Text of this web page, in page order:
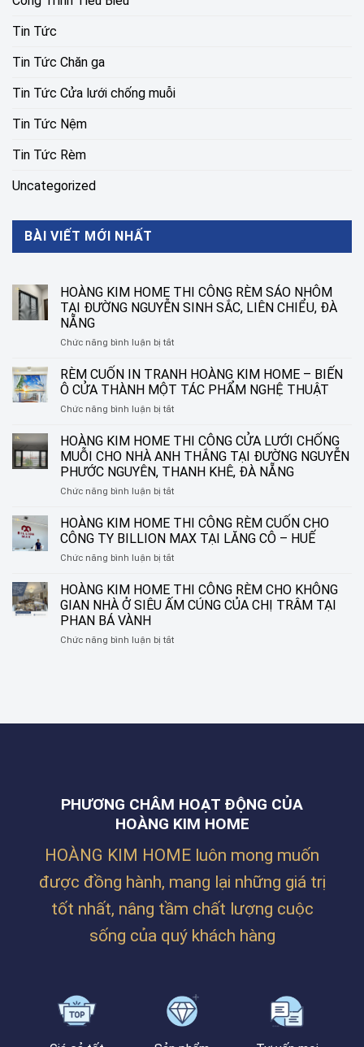
Tin Tức
Tin Tức Chăn ga
Tin Tức Cửa lưới chống muỗi
Tin Tức Nệm
Tin Tức Rèm
Uncategorized
BÀI VIẾT MỚI NHẤT
HOÀNG KIM HOME THI CÔNG RÈM SÁO NHÔM
TẠI ĐƯỜNG NGUYỄN SINH SẮC, LIÊN CHIỂU, ĐÀ
NẴNG
Chức năng bình luận bị tắtở
KIM
HOME
THI
CÔNG
SÁO
NHÔM
TẠI
NGUYỄN
SẮC,
LIÊN
ĐÀ
RÈM CUỐN IN TRANH HOÀNG KIM HOME – BIẾN
Ô CỬA THÀNH MỘT TÁC PHẨM NGHỆ THUẬT
Chức năng bình luận bị tắtở
CUỐN
IN
TRANH
HOÀNG
KIM
–
BIẾN
CỬA
MỘT
TÁC
THUẬT
HOÀNG KIM HOME THI CÔNG CỬA LƯỚI CHỐNG
MUỖI CHO NHÀ ANH THẮNG TẠI ĐƯỜNG NGUYỄN
PHƯỚC NGUYÊN, THANH KHÊ, ĐÀ NẴNG
Chức năng bình luận bị tắtở
KIM
HOME
THI
CÔNG
LƯỚI
CHỐNG
NHÀ
PHƯỚC
HOÀNG KIM HOME THI CÔNG RÈM CUỐN CHO
CÔNG TY BILLION MAX TẠI LĂNG CÔ – HUẾ
Chức năng bình luận bị tắtở
KIM
HOME
THI
RÈM
MAX
HOÀNG KIM HOME THI CÔNG RÈM CHO KHÔNG
GIAN NHÀ Ở SIÊU ẤM CÚNG CỦA CHỊ TRÂM TẠI
PHAN BÁ VÀNH
Chức năng bình luận bị tắtở
RÈM
SIÊU
ẤM
CỦA
CHỊ
TẠI
BÁ
VÀNH
PHƯƠNG CHÂM HOẠT ĐỘNG CỦA
HOÀNG KIM HOME
HOÀNG KIM HOME luôn mong muốn
được đồng hành, mang lại những giá trị
tốt nhất, nâng tầm chất lượng cuộc
sống của quý khách hàng